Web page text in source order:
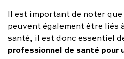
Il est important de noter
peuvent également être liés
santé, il est donc essentiel
professionnel de santé pour